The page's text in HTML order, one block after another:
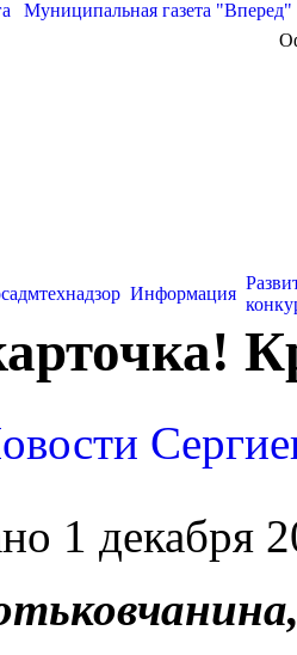
Муниципальная газета "Вперед"
Информация
1 декабря